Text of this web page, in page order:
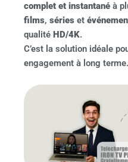
complet et instantané à
films, séries et
qualité HD/4K.
C’est la solution idéale
engagement à long terme.